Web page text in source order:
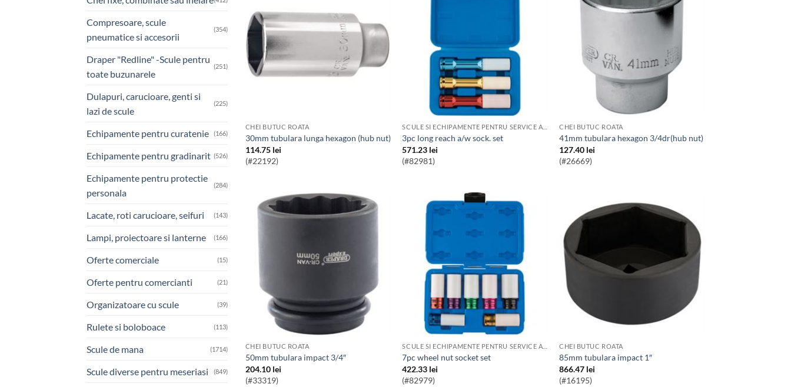
Compresoare, scule
pneumatice si accesorii
(354)
Draper "Redline" -Scule pentru
toate buzunarele
(251)
Dulapuri, carucioare, genti si
lazi de scule
(225)
Echipamente pentru curatenie (166)
Echipamente pentru gradinarit (526)
Echipamente pentru protectie
personala
(284)
Lacate, roti carucioare, seifuri (143)
Lampi, proiectoare si lanterne (166)
Oferte comerciale (15)
Oferte pentru comercianti (21)
Organizatoare cu scule (39)
Rulete si boloboace (113)
Scule de mana (1714)
Scule diverse pentru meseriasi (849)
CHEI BUTUC ROATA
30mm tubulara lunga hexagon (hub nut)
114.75 lei
(#22192)
3pc long reach a/w sock. set
571.23 lei
(#82981)
CHEI BUTUC ROATA
41mm tubulara hexagon 3/4dr(hub nut)
127.40 lei
(#26669)
CHEI BUTUC ROATA
50mm tubulara impact 3/4″
204.10 lei
(#33319)
7pc wheel nut socket set
422.33 lei
(#82979)
CHEI BUTUC ROATA
85mm tubulara impact 1″
866.47 lei
(#16195)